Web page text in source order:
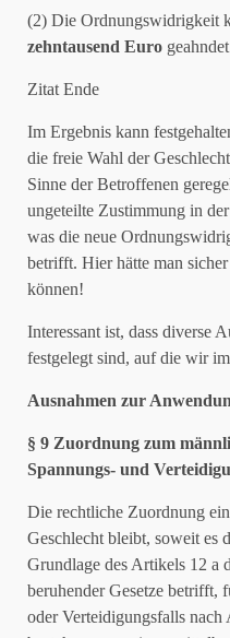
(2) Die Ordnungswidrigkeit
zehntausend Euro
Zitat Ende
Im Ergebnis kann
die freie Wahl der
Sinne der Betroffenen
ungeteilte Zustimmung in
was die neue
betrifft. Hier hätte man
können!
Interessant ist, dass diverse
festgelegt sind, auf die wir
Ausnahmen zur
§ 9 Zuordnung zum
Spannungs- und
Die rechtliche Zuordnung
Geschlecht bleibt, soweit es
Grundlage des Artikels 12 a
beruhender Gesetze betrifft,
oder Verteidigungsfalls nach